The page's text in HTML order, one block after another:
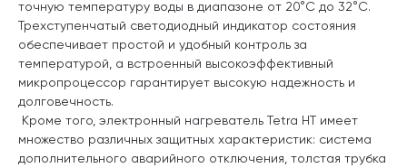
точную температуру воды в диапазоне от 20°C до 32°C.
Трехступенчатый светодиодный индикатор состояния
обеспечивает простой и удобный контроль за
температурой, а встроенный высокоэффективный
микропроцессор гарантирует высокую надежность и
долговечность.
Кроме того, электронный нагреватель Tetra HT имеет
множество различных защитных характеристик: система
дополнительного аварийного отключения, толстая трубка